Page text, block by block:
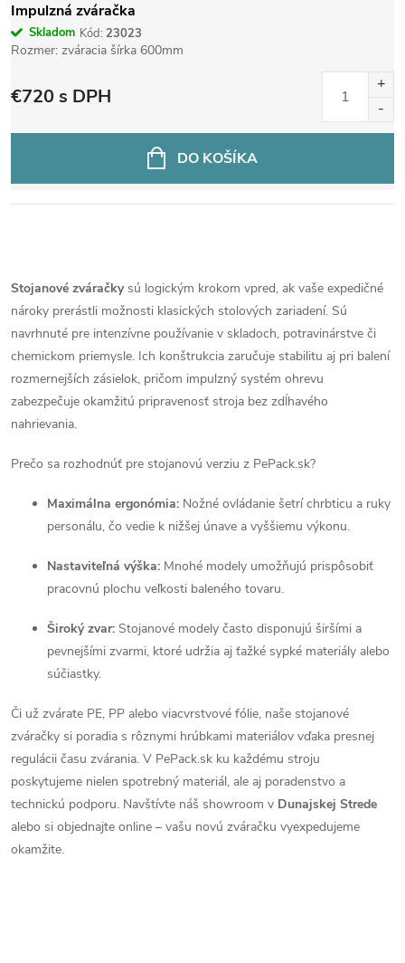
Impulzná zváračka
Skladom Kód: 23023
Rozmer: zváracia šírka 600mm
€720s DPH
DO KOŠÍKA
v
l
á
d
a
c
y
v
ý
p
Stojanové zváračkysú logickým krokom vpred, ak vaše expedičné
nároky prerástli možnosti klasických stolových zariadení. Sú
navrhnuté pre intenzívne používanie v skladoch, potravinárstve či
chemickom priemysle. Ich konštrukcia zaručuje stabilitu aj pri balení
rozmernejších zásielok, pričom impulzný systém ohrevu
zabezpečuje okamžitú pripravenosť stroja bez zdĺhavého
nahrievania.
Prečo sa rozhodnúť pre stojanovú verziu z PePack.sk?
Maximálna ergonómia: Nožné ovládanie šetrí chrbticu a ruky
personálu, čo vedie k nižšej únave a vyššiemu výkonu.
Nastaviteľná výška: Mnohé modely umožňujú prispôsobiť
pracovnú plochu veľkosti baleného tovaru.
Široký zvar: Stojanové modely často disponujú širšími a
pevnejšími zvarmi, ktoré udržia aj ťažké sypké materiály alebo
súčiastky.
Či už zvárate PE, PP alebo viacvrstvové fólie, naše stojanové
zváračky si poradia s rôznymi hrúbkami materiálov vďaka presnej
regulácii času zvárania. V PePack.sk ku každému stroju
poskytujeme nielen spotrebný materiál, ale aj poradenstvo a
technickú podporu. Navštívte náš showroom v Dunajskej Strede
alebo si objednajte online – vašu novú zváračku vyexpedujeme
okamžite.